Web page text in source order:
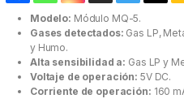
Modelo: Módulo MQ-5.
Gases detectados: Gas LP,
y Humo.
Alta sensibilidad a: Gas LP y
Voltaje de operación: 5V DC.
Corriente de operación: 160